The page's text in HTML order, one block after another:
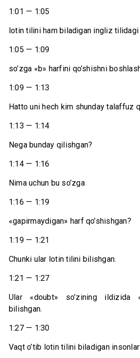
1:01 — 1:05
lotin tilini ham biladigan ingliz
1:05 — 1:09
so’zga «b» harfini qo’shishni
1:09 — 1:13
Hatto uni hech kim shunday talaffuz
1:13 — 1:14
Nega bunday qilishgan?
1:14 — 1:16
Nima uchun bu so’zga
1:16 — 1:19
«gapirmaydigan» harf qo’shishgan?
1:19 — 1:21
Chunki ular lotin tilini bilishgan.
1:21 — 1:27
Ular «doubt» so’zining ildizida
bilishgan.
1:27 — 1:30
Vaqt o’tib lotin tilini biladigan